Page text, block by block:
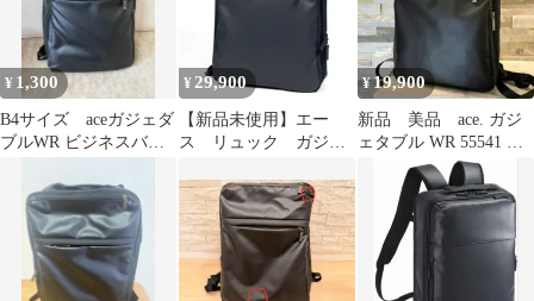
¥ 1,300
B4サイズ aceガジェダ
ブルWR ビジネスバッ
¥ 29,900
【新品未使用】エー
ス リュック ガジェ
ネイビー
¥19,900
新品 美品 ace. ガジ
ェタブル WR 55541 リ
ュック バックパック